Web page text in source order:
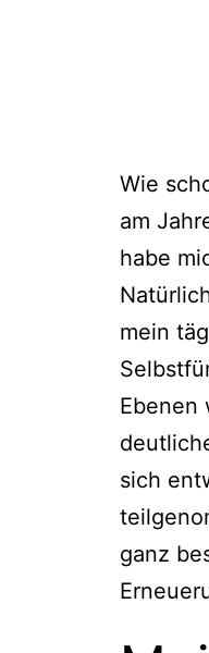
Wie
am
habe
mein
Ebenen
sich
ganz